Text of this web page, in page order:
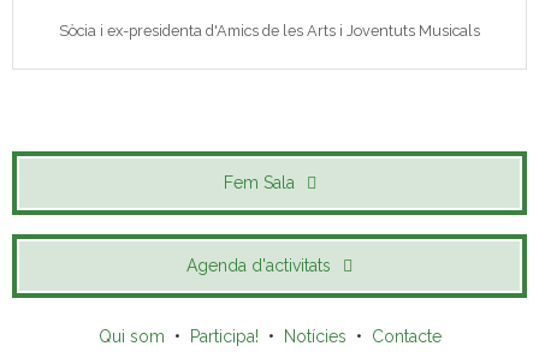
Sòcia i ex-presidenta d'Amics de les Arts i Joventuts Musicals
Fem Sala
Agenda d'activitats
Qui som • Participa! • Notícies • Contacte